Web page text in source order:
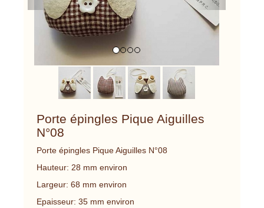
Porte épingles Pique Aiguilles
N°08
Porte épingles Pique Aiguilles N°08
Hauteur: 28 mm environ
Largeur: 68 mm environ
Epaisseur: 35 mm environ